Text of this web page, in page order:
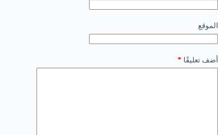
الموقع
أضف تعليقًا *